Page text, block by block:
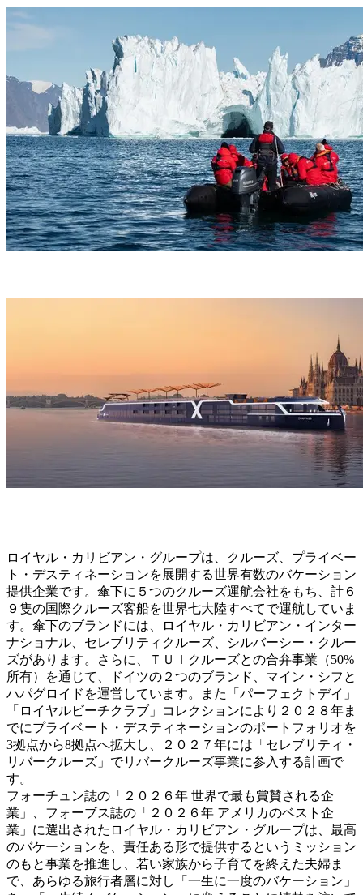
ロイヤル・カリビアン・グループは、クルーズ、プライベー
ト・デスティネーションを展開する世界有数のバケーション
提供企業です。傘下に５つのクルーズ運航会社をもち、計６
９隻の国際クルーズ客船を世界七大陸すべてで運航していま
す。傘下のブランドには、ロイヤル・カリビアン・インター
ナショナル、セレブリティクルーズ、シルバーシー・クルー
ズがあります。さらに、ＴＵＩクルーズとの合弁事業（50%
所有）を通じて、ドイツの２つのブランド、マイン・シフと
ハパグロイドを運営しています。また「パーフェクトデイ」
「ロイヤルビーチクラブ」コレクションにより２０２８年ま
でにプライベート・デスティネーションのポートフォリオを
3拠点から8拠点へ拡大し、２０２７年には「セレブリティ・
リバークルーズ」でリバークルーズ事業に参入する計画で
す。
フォーチュン誌の「２０２６年 世界で最も賞賛される企
業」、フォーブス誌の「２０２６年 アメリカのベスト企
業」に選出されたロイヤル・カリビアン・グループは、最高
のバケーションを、責任ある形で提供するというミッション
のもと事業を推進し、若い家族から子育てを終えた夫婦ま
で、あらゆる旅行者層に対し「一生に一度のバケーション」